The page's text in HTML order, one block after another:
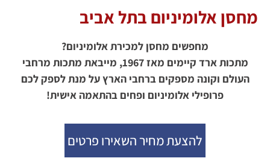
מחסן אלומיניום בתל אביב
מחפשים מחסן למכירת אלומיניום?
מתכות ארד קיימים מאז 1967, מייבאת מתכות מרחבי
העולם וקונה מספקים ברחבי הארץ על מנת לספק לכם
פרופילי אלומיניום ופחים בהתאמה אישית!
להצעת מחיר השאירו פרטים